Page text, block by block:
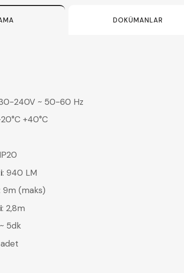
DOKÜMANLAR
240V ~ 50-60 Hz
+40°C
: 940 LM
9m (maks)
: 2,8m
5dk
adet